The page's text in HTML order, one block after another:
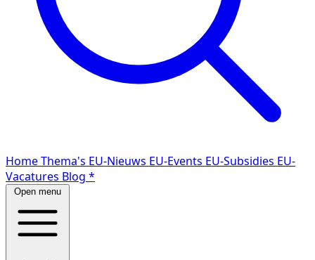
HomeThema's EU-Nieuws EU-Events EU-Subsidies EU-
Vacatures Blog *
Open menu